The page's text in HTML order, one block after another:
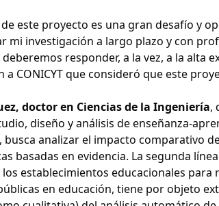
este proyecto es una gran desafío y
mi investigación a largo plazo y con
responder, a la vez, a la alta
CONICYT que consideró que este
doctor en Ciencias de la Ingeniería,
diseño y análisis de enseñanza-
busca analizar el impacto comparativo
basadas en evidencia. La segunda
establecimientos educacionales para
en educación, tiene por objeto